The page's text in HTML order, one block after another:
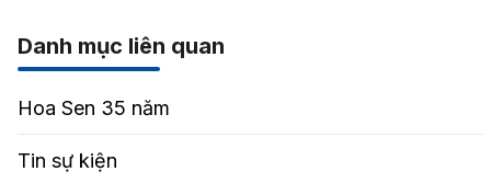
Danh mục liên quan
Hoa Sen 35 năm
Tin sự kiện